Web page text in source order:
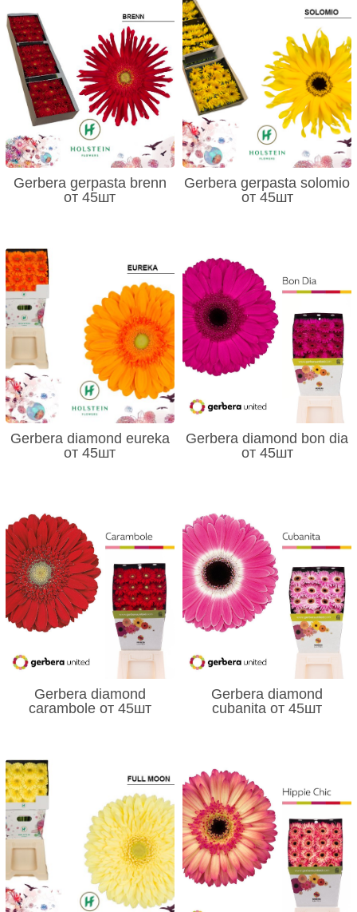
Gerbera gerpasta brenn
от 45шт
Gerbera gerpasta solomio
от 45шт
Gerbera diamond eureka
от 45шт
Gerbera diamond bon dia
от 45шт
Gerbera diamond
carambole от 45шт
Gerbera diamond
cubanita от 45шт